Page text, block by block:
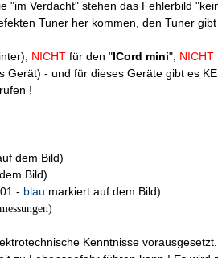
"im Verdacht" stehen das Fehlerbild
Tuner her kommen, den Tuner
NICHT für den "ICord mini", NICHT
Gerät) - und für dieses Geräte gibt es
!
dem Bild)
Bild)
- blau markiert auf dem Bild)
Kenntnisse